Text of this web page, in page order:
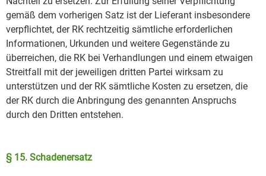
gemäß dem vorherigen Satz ist der Lieferant insbesondere
verpflichtet, der RK rechtzeitig sämtliche erforderlichen
Informationen, Urkunden und weitere Gegenstände zu
überreichen, die RK bei Verhandlungen und einem etwaigen
Streitfall mit der jeweiligen dritten Partei wirksam zu
unterstützen und der RK sämtliche Kosten zu ersetzen, die
der RK durch die Anbringung des genannten Anspruchs
durch den Dritten entstehen.
§ 15. Schadenersatz